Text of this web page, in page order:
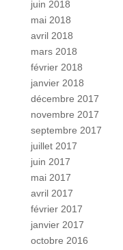
juin 2018
mai 2018
avril 2018
mars 2018
février 2018
janvier 2018
décembre 2017
novembre 2017
septembre 2017
juillet 2017
juin 2017
mai 2017
avril 2017
février 2017
janvier 2017
octobre 2016